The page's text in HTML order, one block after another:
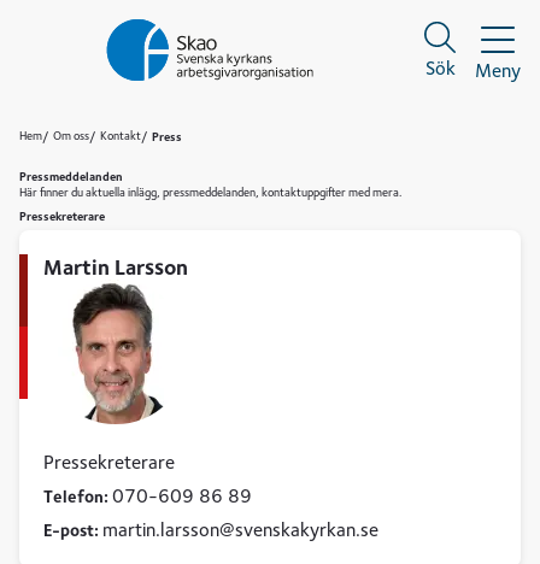
Sök Meny
Hem Om oss Kontakt Press
Pressmeddelanden
Här finner du aktuella inlägg, pressmeddelanden, kontaktuppgifter med mera.
Pressekreterare
Martin Larsson
Pressekreterare
Telefon: 070-609 86 89
E-post: martin larsson svenskakyrkan se